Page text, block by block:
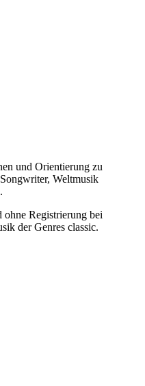
und Orientierung zu
Weltmusik
Registrierung bei
der Genres classic.